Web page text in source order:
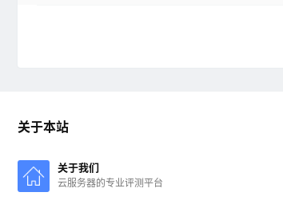
关于本站
关于我们
云服务器的专业评测平台